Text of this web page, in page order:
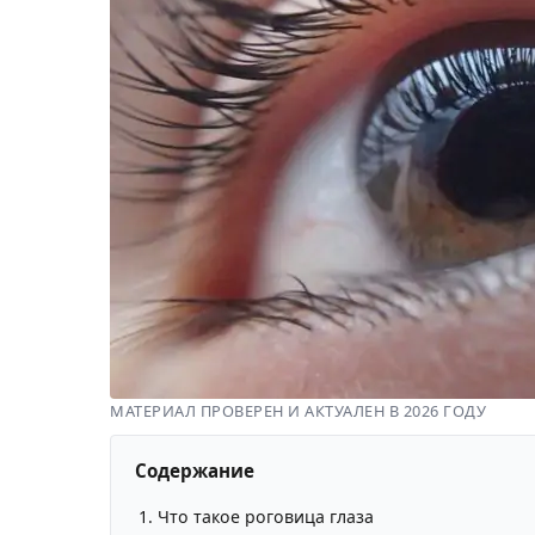
МАТЕРИАЛ ПРОВЕРЕН И АКТУАЛЕН В 2026 ГОДУ
Содержание
Что такое роговица глаза